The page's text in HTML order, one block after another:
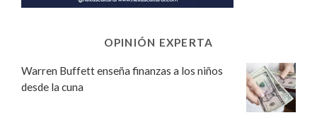
OPINIÓN EXPERTA
Warren Buffett enseña finanzas a los niños
desde la cuna